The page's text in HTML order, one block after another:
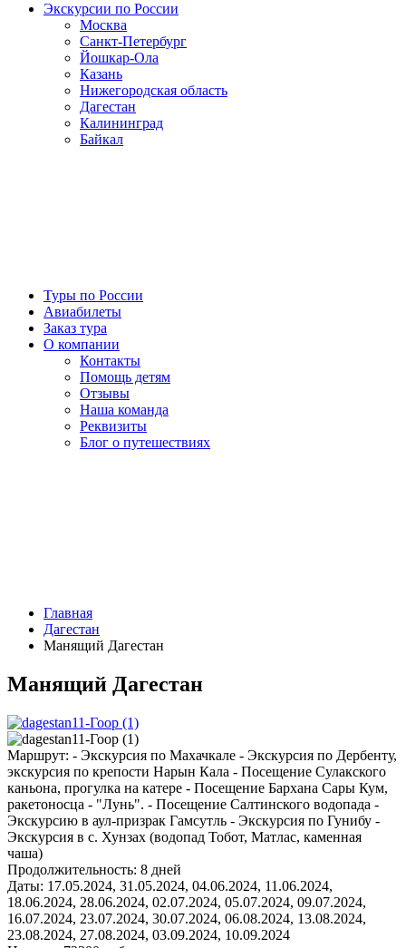
Экскурсии по России
Москва
Санкт-Петербург
Йошкар-Ола
Казань
Нижегородская область
Дагестан
Калининград
Байкал
Туры по России
Авиабилеты
Заказ тура
О компании
Контакты
Помощь детям
Отзывы
Наша команда
Реквизиты
Блог о путешествиях
Главная
Дагестан
Манящий Дагестан
Манящий Дагестан
Маршрут: - Экскурсия по Махачкале - Экскурсия по Дербенту,
экскурсия по крепости Нарын Кала - Посещение Сулакского
каньона, прогулка на катере - Посещение Бархана Сары Кум,
ракетоносца - "Лунь". - Посещение Салтинского водопада -
Экскурсию в аул-призрак Гамсутль - Экскурсия по Гунибу -
Экскурсия в с. Хунзах (водопад Тобот, Матлас, каменная
чаша)
Продолжительность: 8 дней
Даты: 17.05.2024, 31.05.2024, 04.06.2024, 11.06.2024,
18.06.2024, 28.06.2024, 02.07.2024, 05.07.2024, 09.07.2024,
16.07.2024, 23.07.2024, 30.07.2024, 06.08.2024, 13.08.2024,
23.08.2024, 27.08.2024, 03.09.2024, 10.09.2024